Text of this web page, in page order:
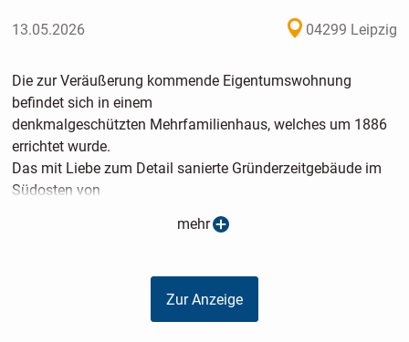
13.05.2026 04299 Leipzig
Die zur Veräußerung kommende Eigentumswohnung
befindet sich in einem
denkmalgeschützten Mehrfamilienhaus, welches um 1886
errichtet wurde.
Das mit Liebe zum Detail sanierte Gründerzeitgebäude im
Südosten von
Leipzig wurde im Jahr 2014 umfangreich saniert.
Im Haus wurde im Hochparterre und im Dachgeschoss je
2. Obergeschoss je eine eine 3 -Raumwohnung hergestellt,
nur 4 Parteien im Haus wohnen und sich somit ein
mehr
Zur Anzeige